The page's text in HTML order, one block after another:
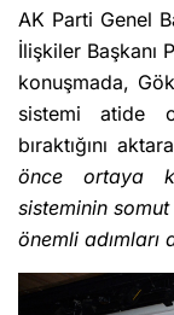
AK Parti Genel
İlişkiler Başkanı
konuşmada,
sistemi atide
bıraktığını
önce ortaya
sisteminin
önemli adımları